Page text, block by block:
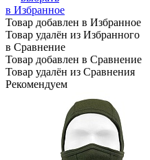
в Избранное
Товар добавлен в Избранное
Товар удалён из Избранного
в Сравнение
Товар добавлен в Сравнение
Товар удалён из Сравнения
Рекомендуем